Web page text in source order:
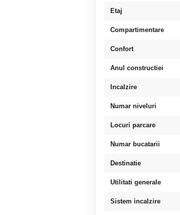
Etaj
Compartimentare
Confort
Anul constructiei
Incalzire
Numar niveluri
Locuri parcare
Numar bucatarii
Destinatie
Utilitati generale
Sistem incalzire